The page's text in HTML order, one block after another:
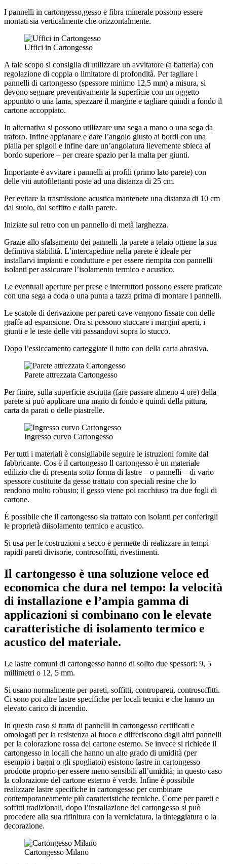
I pannelli in cartongesso,gesso e fibra minerale possono essere
montati sia verticalmente che orizzontalmente.
Uffici in Cartongesso
A tale scopo si consiglia di utilizzare un avvitatore (a batteria) con
regolazione di coppia o limitatore di profondità. Per tagliare i
pannelli di cartongesso (spessore minimo 12,5 mm) a misura, si
devono segnare preventivamente la superficie con un oggetto
appuntito o una lama, spezzare il margine e tagliare quindi a fondo il
cartone accoppiato.
In alternativa si possono utilizzare una sega a mano o una sega da
traforo. Infine appianare e dare l’angolo giusto ai bordi con una
pialla per spigoli e infine dare un’angolatura lievemente sbieca al
bordo superiore – per creare spazio per la malta per giunti.
Importante è avvitare i pannelli ai profili (primo lato parete) con
delle viti autofilettanti poste ad una distanza di 25 cm.
Per evitare la trasmissione acustica mantenete una distanza di 10 cm
dal suolo, dal soffitto e dalla parete.
Iniziate sul retro con un pannello di metà larghezza.
Grazie allo sfalsamento dei pannelli ,la parete a telaio ottiene la sua
definitiva stabilità. L’intercapedine nella parete è ideale per
installarvi impianti e condutture e per essere riempita con pannelli
isolanti per assicurare l’isolamento termico e acustico.
Le eventuali aperture per prese e interruttori possono essere praticate
con una sega a coda o una punta a tazza prima di montare i pannelli.
Le scatole di derivazione per pareti cave vengono fissate con delle
graffe ad espansione. Ora si possono stuccare i margini aperti, i
giunti e le teste delle viti passandovi sopra lo stucco.
Dopo l’essiccamento carteggiate il tutto con della carta abrasiva.
Parete attrezzata Cartongesso
Per finire, sulla superficie asciutta (fare passare almeno 4 ore) della
parete si può applicare una mano di fondo e quindi della pittura,
carta da parati o delle piastrelle.
Ingresso curvo Cartongesso
Per tutti i materiali è consigliabile seguire le istruzioni fornite dal
fabbricante. Cos è il cartongesso ll cartongesso è un materiale
edilizio che di presenta sotto forma di lastre – o pannelli – di vario
spessore costituite da gesso trattato con speciali resine che lo
rendono molto robusto; il gesso viene poi racchiuso tra due fogli di
cartone.
È possibile che il cartongesso sia trattato con isolanti per conferirgli
le proprietà diisolamento termico e acustico.
Si usa per le costruzioni a secco e permette di realizzare in tempi
rapidi pareti divisorie, controsoffitti, rivestimenti.
Il cartongesso è una soluzione veloce ed
economica che dura nel tempo: la velocità
di installazione e l’ampia gamma di
applicazioni si combinano con le elevate
caratteristiche di isolamento termico e
acustico del materiale.
Le lastre comuni di cartongesso hanno di solito due spessori: 9, 5
millimetri o 12, 5 mm.
Si usano normalmente per pareti, soffitti, contropareti, controsoffitti.
Ci sono poi altre lastre specifiche per locali tecnici e che hanno un
elevato carico di incendio.
In questo caso si tratta di pannelli in cartongesso certificati e
omologati per la resistenza al fuoco e differiscono dagli altri pannelli
per la colorazione rossa del cartone esterno. Se invece si richiede il
cartongesso in locali che hanno un alto grado di umidità (per
esempio i bagni o gli spogliatoi) esistono lastre in cartongesso
prodotte proprio per essere meno sensibili all’umidità; in questo caso
la colorazione del cartone esterno è verde. Infine è possibile
realizzare lastre specifiche in cartongesso per combinare
contemporaneamente più caratteristiche tecniche. Come per pareti e
soffitti tradizionali, dopo l’installazione del cartongesso si può
procedere alla sua rifinitura con la verniciatura, la tinteggiatura o la
decorazione.
Cartongesso Milano